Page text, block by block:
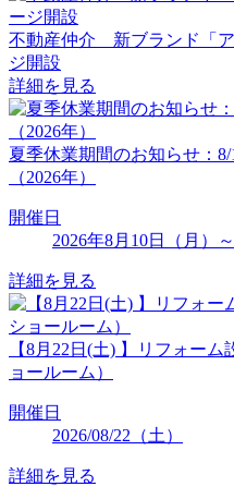
不動産仲介 新ブランド「
ジ開設
詳細を見る
夏季休業期間のお知らせ：
（2026年）
開催日
2026年8月10日（月）
詳細を見る
【8月22日(土) 】リフォー
ョールーム）
開催日
2026/08/22（土）
詳細を見る